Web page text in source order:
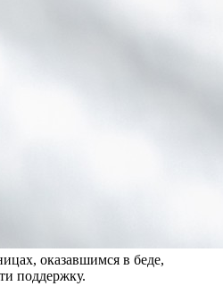
оказавшимся в беде,
поддержку.